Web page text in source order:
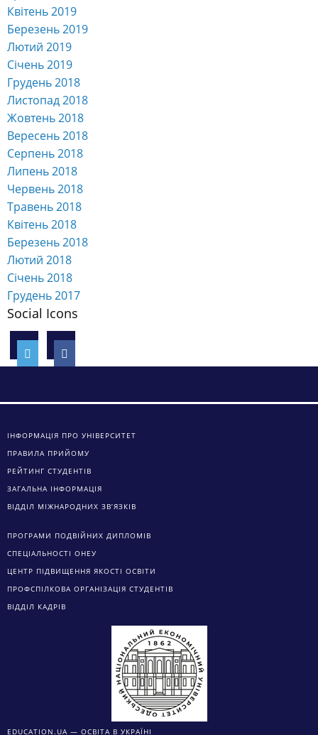
Квітень 2019
Березень 2019
Лютий 2019
Січень 2019
Грудень 2018
Листопад 2018
Жовтень 2018
Вересень 2018
Серпень 2018
Липень 2018
Червень 2018
Травень 2018
Квітень 2018
Березень 2018
Лютий 2018
Січень 2018
Грудень 2017
Social Icons
ІНФОРМАЦІЯ ПРО УНІВЕРСИТЕТ
ПРАВИЛА ПРИЙОМУ
РЕЙТИНГ СТУДЕНТІВ
ЗАГАЛЬНА ІНФОРМАЦІЯ
ВІДДІЛ МІЖНАРОДНИХ ЗВ’ЯЗКІВ
ПРОГРАМИ ПОДВІЙНИХ ДИПЛОМІВ
СПЕЦІАЛЬНОСТІ ОНЕУ
ЦЕНТР ПІДВИЩЕННЯ ЯКОСТІ ОСВІТИ
ПРОФСПІЛКОВА ОРГАНІЗАЦІЯ СТУДЕНТІВ
ВІДДІЛ КАДРІВ
EDUCATION.UA — ОСВІТА В УКРАЇНІ